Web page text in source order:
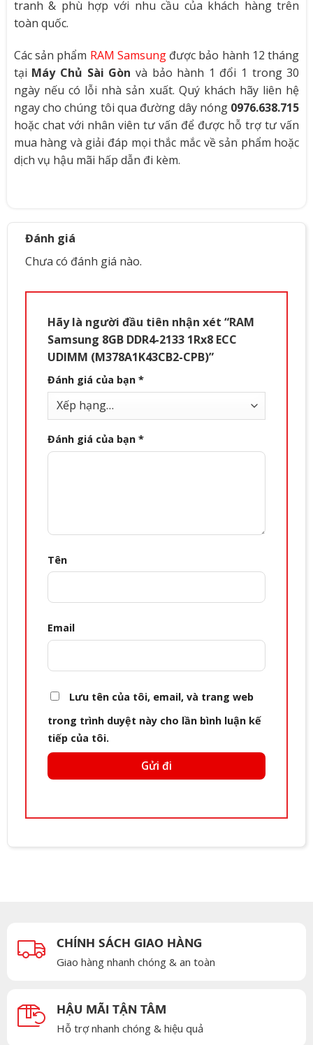
tranh & phù hợp với nhu cầu của khách hàng trên
toàn quốc.
Các sản phẩm RAM Samsungđược bảo hành 12 tháng
tại Máy Chủ Sài Gòn và bảo hành 1 đổi 1 trong 30
ngày nếu có lỗi nhà sản xuất. Quý khách hãy liên hệ
ngay cho chúng tôi qua đường dây nóng 0976.638.715
hoặc chat với nhân viên tư vấn để được hỗ trợ tư vấn
mua hàng và giải đáp mọi thắc mắc về sản phẩm hoặc
dịch vụ hậu mãi hấp dẫn đi kèm.
Đánh giá
Chưa có đánh giá nào.
Hãy là người đầu tiên nhận xét “RAM
Samsung 8GB DDR4-2133 1Rx8 ECC
UDIMM (M378A1K43CB2-CPB)”
Đánh giá của bạn *
Đánh giá của bạn *
Tên
Email
Lưu tên của tôi, email, và trang web
trong trình duyệt này cho lần bình luận kế
tiếp của tôi.
CHÍNH SÁCH GIAO HÀNG
Giao hàng nhanh chóng & an toàn
HẬU MÃI TẬN TÂM
Hỗ trợ nhanh chóng & hiệu quả